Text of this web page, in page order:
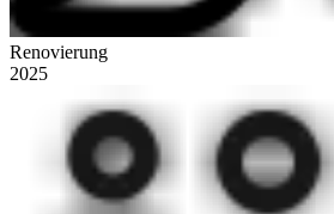
Renovierung
2025